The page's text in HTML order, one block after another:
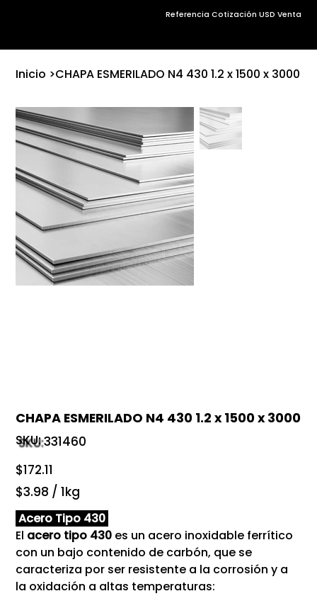
Referencia Cotización USD Venta
Inicio >CHAPA ESMERILADO N4 430 1.2 x 1500 x 3000
CHAPA ESMERILADO N4 430 1.2 x 1500 x 3000
SKU: SKU
331460
331460
Precio
$172.11
$3.98
por
Kilogramos
$3.98 / 1kg
Acero Tipo 430
El acero tipo 430 es un acero inoxidable ferrítico
con un bajo contenido de carbón, que se
caracteriza por ser resistente a la corrosión y a
la oxidación a altas temperaturas: